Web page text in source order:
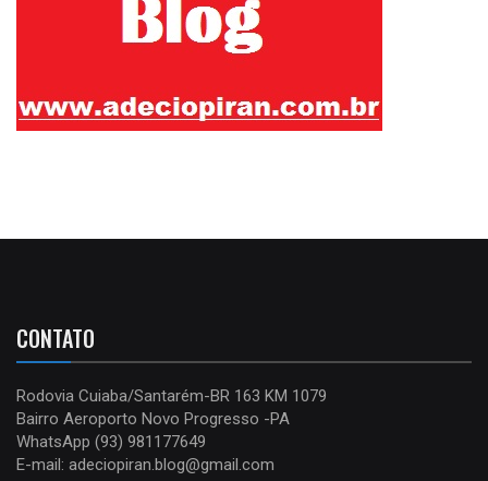
CONTATO
Rodovia Cuiaba/Santarém-BR 163 KM 1079
Bairro Aeroporto Novo Progresso -PA
WhatsApp (93) 981177649
E-mail: adeciopiran.blog@gmail.com